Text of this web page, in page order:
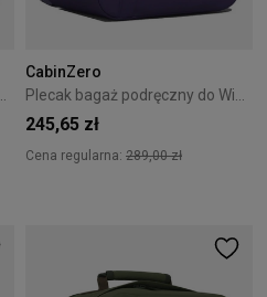
CabinZero
245,65 zł
Cena regularna: 289,00 zł